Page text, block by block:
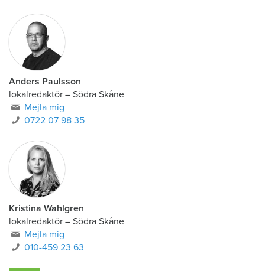
Anders Paulsson
lokalredaktör – Södra Skåne
Mejla mig
0722 07 98 35
Kristina Wahlgren
lokalredaktör – Södra Skåne
Mejla mig
010-459 23 63